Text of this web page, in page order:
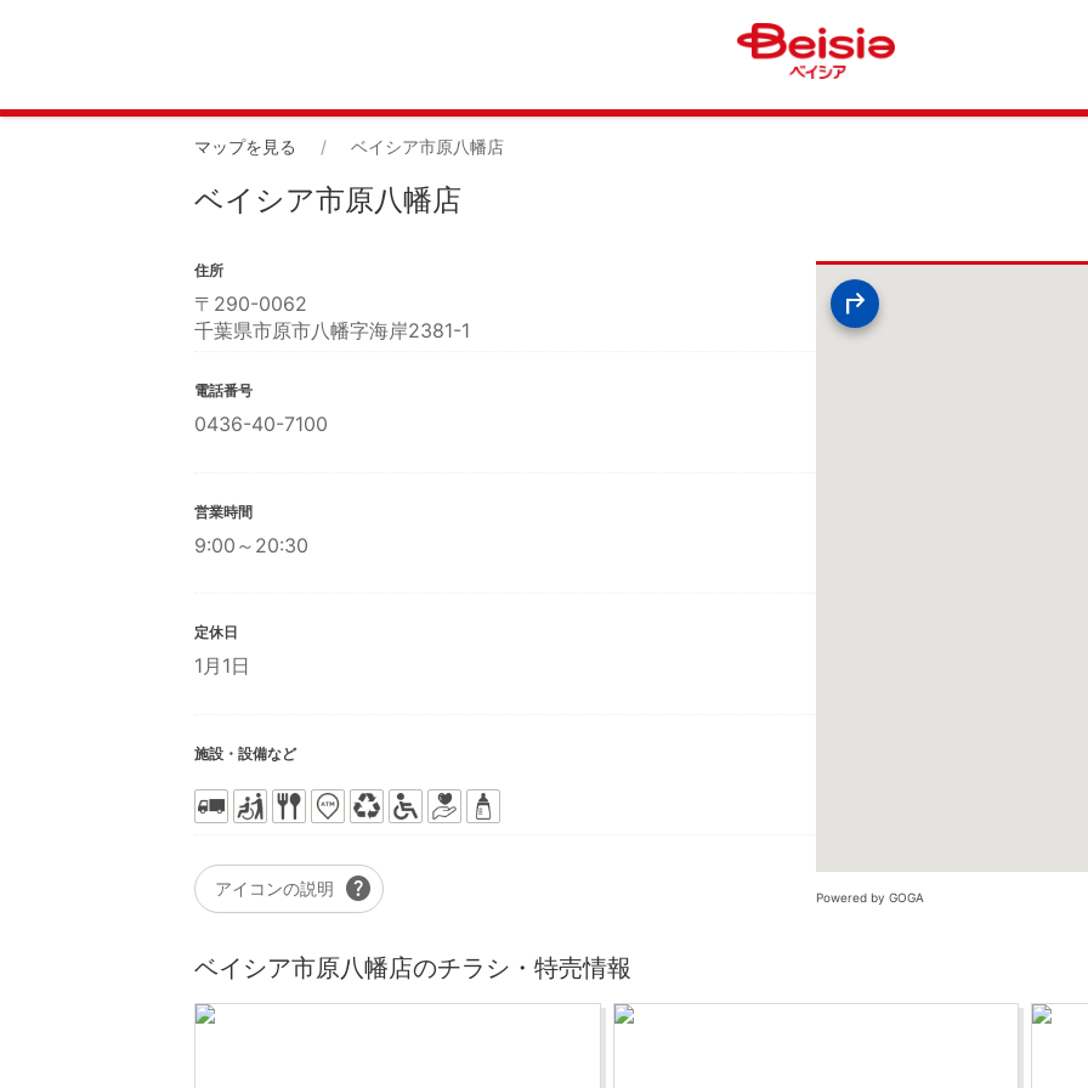
マップを見る ベイシア市原八幡店
ベイシア市原八幡店
Powered by GOGA
アイコンの説明 help
住所
〒 290-0062
千葉県市原市八幡字海岸2381-1
電話番号
0436-40-7100
営業時間
9:00～20:30
定休日
1月1日
施設・設備など
ベイシア市原八幡店のチラシ・特売情報